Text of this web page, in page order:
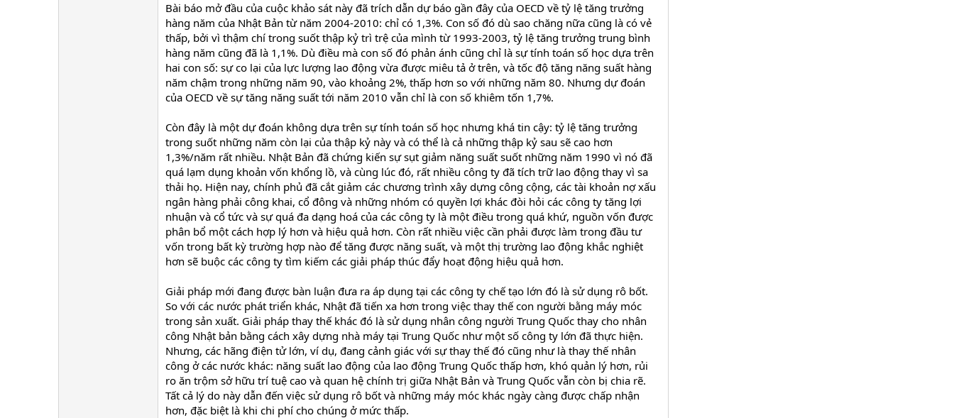
Bài báo mở đầu của cuộc khảo sát này đã trích dẫn dự báo gần đây của OECD về tỷ lệ tăng trưởng
hàng năm của Nhật Bản từ năm 2004-2010: chỉ có 1,3%. Con số đó dù sao chăng nữa cũng là có vẻ
thấp, bởi vì thậm chí trong suốt thập kỷ trì trệ của mình từ 1993-2003, tỷ lệ tăng trưởng trung bình
hàng năm cũng đã là 1,1%. Dù điều mà con số đó phản ánh cũng chỉ là sự tính toán số học dựa trên
hai con số: sự co lại của lực lượng lao động vừa được miêu tả ở trên, và tốc độ tăng năng suất hàng
năm chậm trong những năm 90, vào khoảng 2%, thấp hơn so với những năm 80. Nhưng dự đoán
của OECD về sự tăng năng suất tới năm 2010 vẫn chỉ là con số khiêm tốn 1,7%.
Còn đây là một dự đoán không dựa trên sự tính toán số học nhưng khá tin cậy: tỷ lệ tăng trưởng
trong suốt những năm còn lại của thập kỷ này và có thể là cả những thập kỷ sau sẽ cao hơn
1,3%/năm rất nhiều. Nhật Bản đã chứng kiến sự sụt giảm năng suất suốt những năm 1990 vì nó đã
quá lạm dụng khoản vốn khổng lồ, và cùng lúc đó, rất nhiều công ty đã tích trữ lao động thay vì sa
thải họ. Hiện nay, chính phủ đã cắt giảm các chương trình xây dựng công cộng, các tài khoản nợ xấu
ngân hàng phải công khai, cổ đông và những nhóm có quyền lợi khác đòi hỏi các công ty tăng lợi
nhuận và cổ tức và sự quá đa dạng hoá của các công ty là một điều trong quá khứ, nguồn vốn được
phân bổ một cách hợp lý hơn và hiệu quả hơn. Còn rất nhiều việc cần phải được làm trong đầu tư
vốn trong bất kỳ trường hợp nào để tăng được năng suất, và một thị trường lao động khắc nghiệt
hơn sẽ buộc các công ty tìm kiếm các giải pháp thúc đẩy hoạt động hiệu quả hơn.
Giải pháp mới đang được bàn luận đưa ra áp dụng tại các công ty chế tạo lớn đó là sử dụng rô bốt.
So với các nước phát triển khác, Nhật đã tiến xa hơn trong việc thay thế con người bằng máy móc
trong sản xuất. Giải pháp thay thế khác đó là sử dụng nhân công người Trung Quốc thay cho nhân
công Nhật bản bằng cách xây dựng nhà máy tại Trung Quốc như một số công ty lớn đã thực hiện.
Nhưng, các hãng điện tử lớn, ví dụ, đang cảnh giác với sự thay thế đó cũng như là thay thế nhân
công ở các nước khác: năng suất lao động của lao động Trung Quốc thấp hơn, khó quản lý hơn, rủi
ro ăn trộm sở hữu trí tuệ cao và quan hệ chính trị giữa Nhật Bản và Trung Quốc vẫn còn bị chia rẽ.
Tất cả lý do này dẫn đến việc sử dụng rô bốt và những máy móc khác ngày càng được chấp nhận
hơn, đặc biệt là khi chi phí cho chúng ở mức thấp.